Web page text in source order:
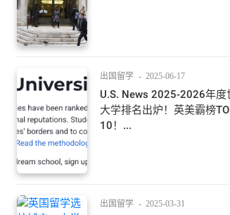
出国留学 - 2025-06-17
U.S. News 2025-2026年度
大学排名出炉！英美霸榜
10！...
出国留学 - 2025-03-31